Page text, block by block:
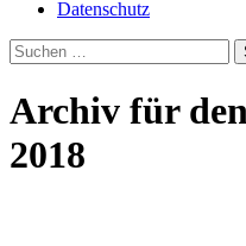
Datenschutz
Suchen
nach:
Archiv für
2018